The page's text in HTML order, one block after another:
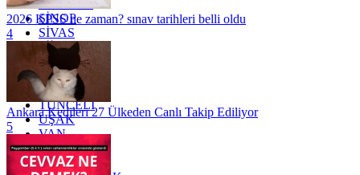
SAMSUN
SİNOP
SİVAS
SİİRT
TEKİRDAĞ
TOKAT
TRABZON
TUNCELİ
UŞAK
VAN
YALOVA
YOZGAT
2026 KPSS ne zaman? sınav tarihleri belli oldu
4
Ankara Kedileri 27 Ülkeden Canlı Takip Ediliyor
5